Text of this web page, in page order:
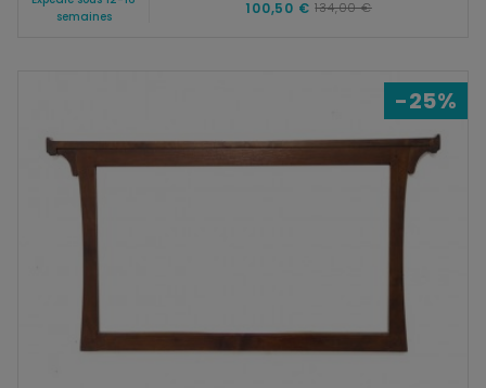
semaines
100,50 € 134,00 €
-25%